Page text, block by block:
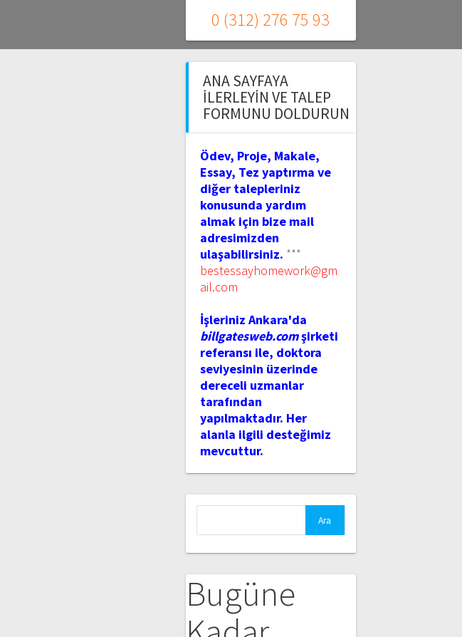
0 (312) 276 75 93
ANA SAYFAYA
İLERLEYIN VE TALEP
FORMUNU DOLDURUN
Ödev, Proje, Makale,
Essay, Tez yaptırma ve
diğer talepleriniz
konusunda yardım
almak için bize mail
adresimizden
ulaşabilirsiniz. ***
bestessayhomework@gm
ail.com
İşleriniz Ankara'da
billgatesweb.comşirketi
referansı ile, doktora
seviyesinin üzerinde
dereceli uzmanlar
tarafından
yapılmaktadır. Her
alanla ilgili desteğimiz
mevcuttur.
Bugüne